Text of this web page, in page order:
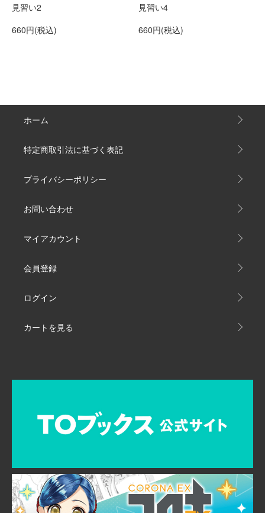
見習い2
660円(税込)
見習い4
660円(税込)
ホーム
特定商取引法に基づく表記
プライバシーポリシー
お問い合わせ
マイアカウント
会員登録
ログイン
カートを見る